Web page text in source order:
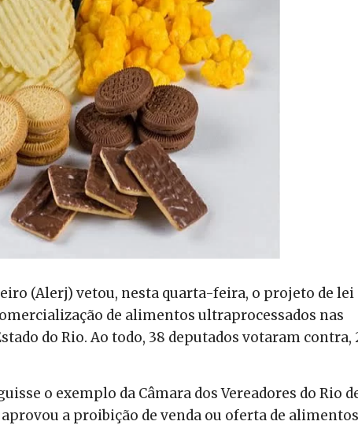
(Alerj) vetou, nesta quarta-feira, o projeto de lei
de alimentos ultraprocessados nas
do Rio. Ao todo, 38 deputados votaram contra,
o exemplo da Câmara dos Vereadores do Rio
aprovou a proibição de venda ou oferta de alimentos